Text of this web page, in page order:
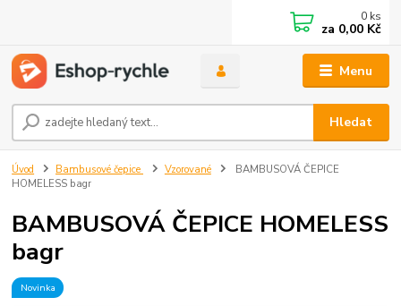
Menu
Hledat
0 ks
za 0,00 Kč
Úvod Bambusové čepice Vzorované
BAMBUSOVÁ ČEPICE
HOMELESS bagr
BAMBUSOVÁ ČEPICE HOMELESS
bagr
Novinka